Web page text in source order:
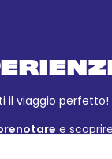
il viaggio perfetto!
e